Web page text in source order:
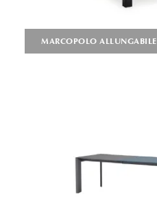
MARCOPOLO ALLUNGABILE